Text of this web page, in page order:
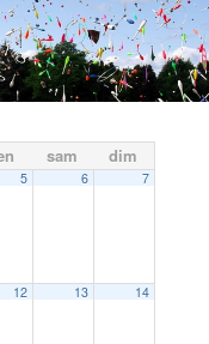
sam dim
5 6 7
12 13 14